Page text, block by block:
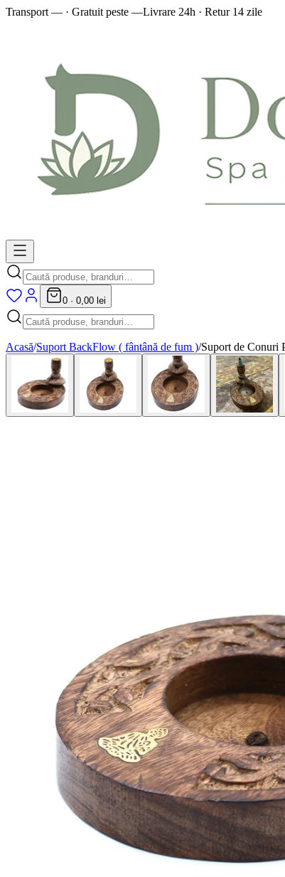
Transport — · Gratuit peste —Livrare 24h · Retur 14 zile
0 · 0,00 lei
Acasă/Suport BackFlow ( fântână de fum )/Suport de Conuri